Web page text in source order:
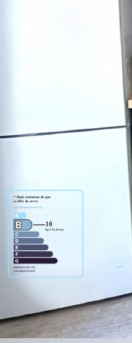
immédiate des
en commun.
unique d'acquérir un
nous dès aujourd'hui
Imprimer